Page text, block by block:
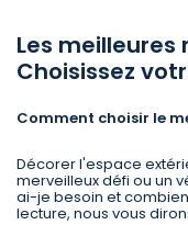
Les meilleures
Choisissez
Comment choisir le
Décorer l'espace
merveilleux défi ou un
ai-je besoin et
lecture, nous vous